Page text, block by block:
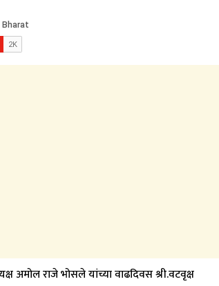
अमोल राजे भोसले यांच्या वाढदिवस श्री.वटवृक्ष